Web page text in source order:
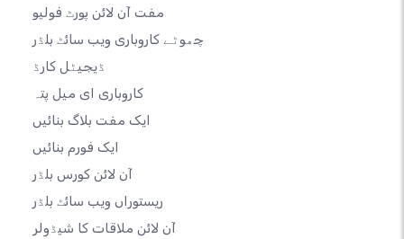
مفت آن لائن پورٹ فولیو
چھوٹے کاروباری ویب سائٹ بلڈر
ڈیجیٹل کارڈ
کاروباری ای میل پتہ
ایک مفت بلاگ بنائیں
ایک فورم بنائیں
آن لائن کورس بلڈر
ریستوراں ویب سائٹ بلڈر
آن لائن ملاقات کا شیڈولر